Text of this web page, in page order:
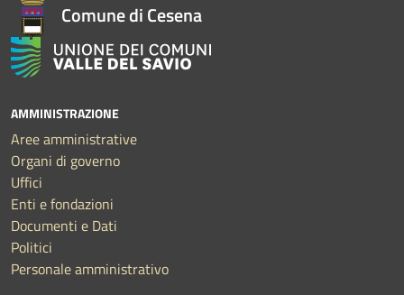
Comune di Cesena
AMMINISTRAZIONE
Aree amministrative
Organi di governo
Uffici
Enti e fondazioni
Documenti e Dati
Politici
Personale amministrativo